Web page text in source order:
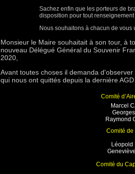
Sachez enfin que les porteurs de
disposition pour tout
Nous souhaitons à chacun de
Monsieur le Maire souhaitait à son tour, à
nouveau Délégué Général du Souvenir
2020,
Avant toutes choses il demanda
qui nous ont quittés depuis la dernière
Comité
Marcel
Raymond
Comité
Léopold
Comité du